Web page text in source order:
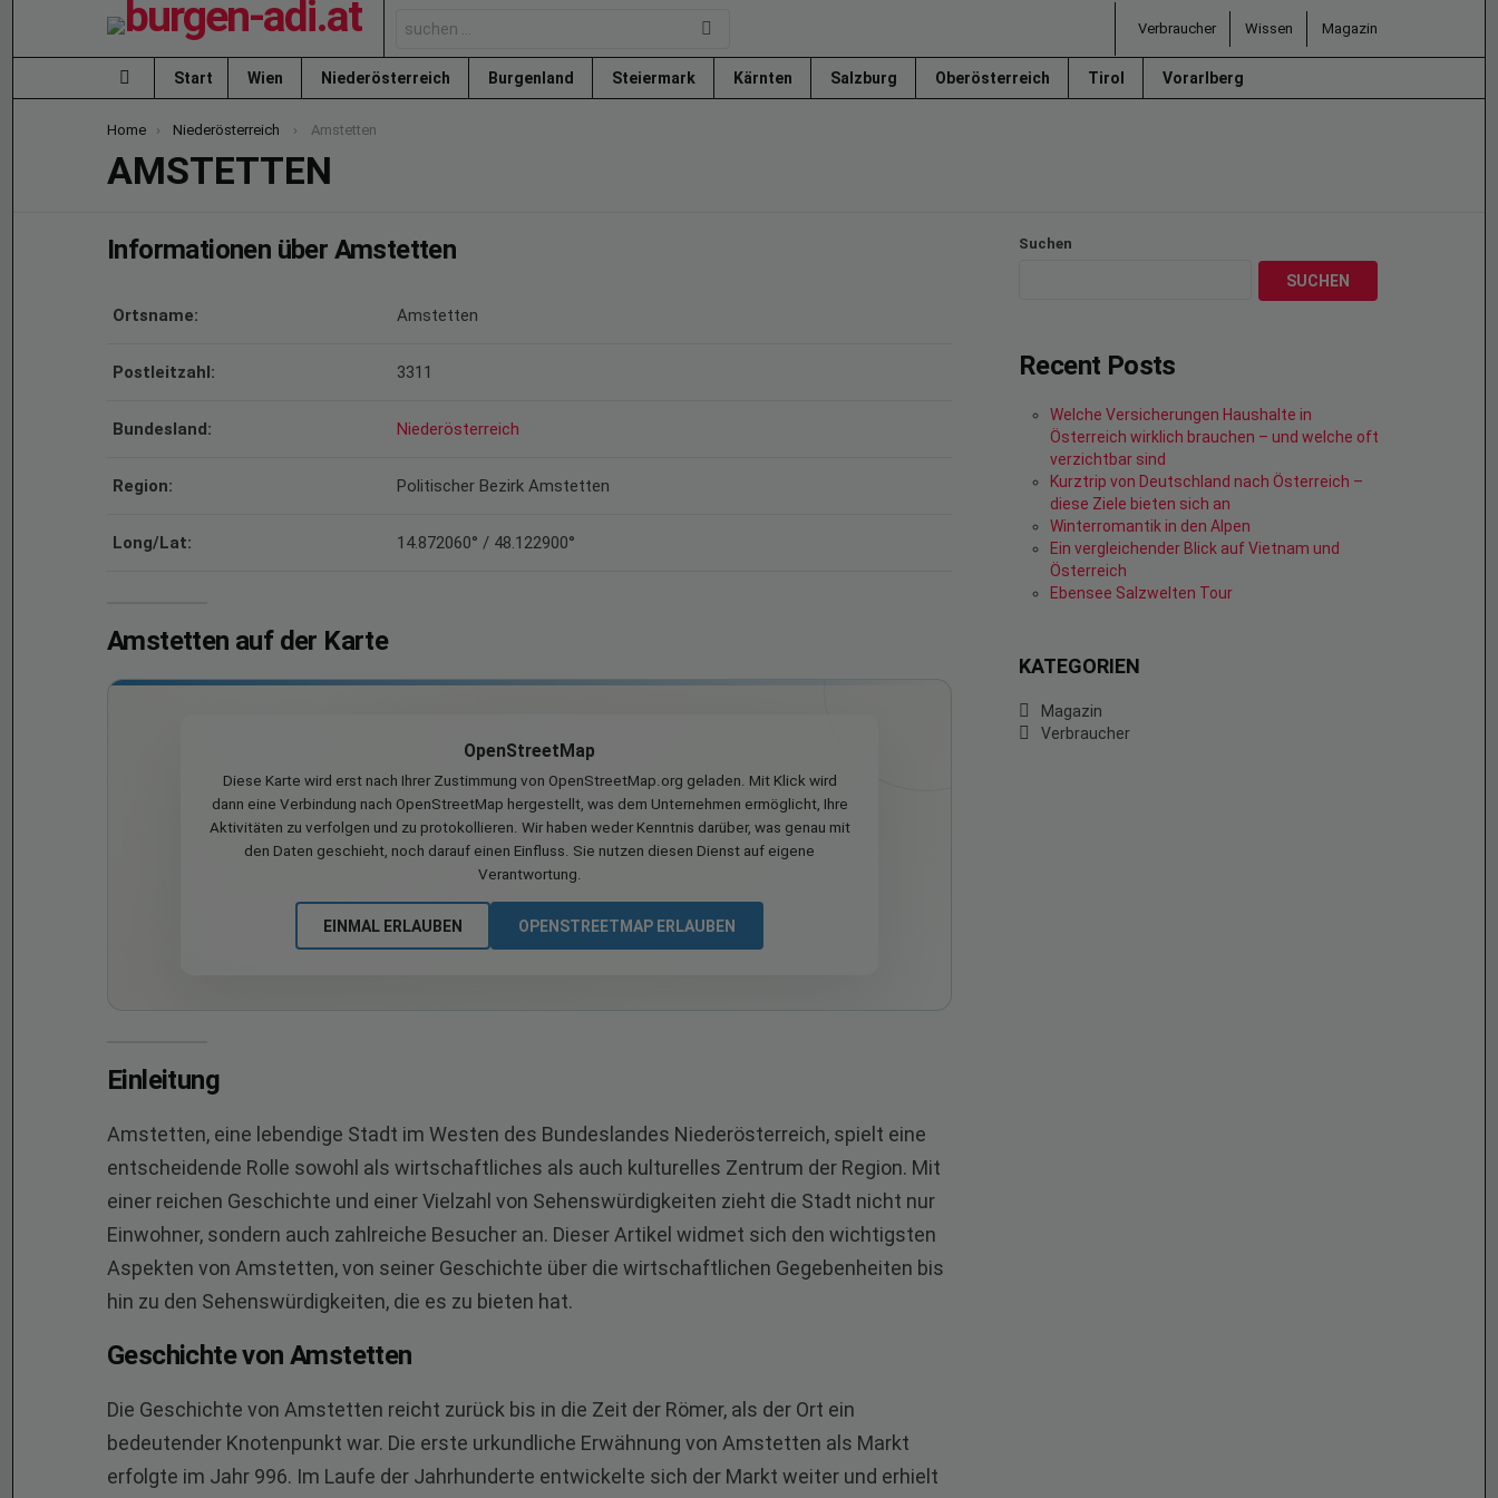
for:
Verbraucher Wissen Magazin
Menu
Start Wien Niederösterreich Burgenland Steiermark Kärnten Salzburg Oberösterreich Tirol Vorarlberg
You are here:
Home Niederösterreich Amstetten
AMSTETTEN
Informationen über Amstetten
Ortsname: Amstetten
Postleitzahl: 3311
Bundesland: Niederösterreich
Region: Politischer Bezirk Amstetten
Long/Lat: 14.872060° / 48.122900°
Amstetten auf der Karte
OpenStreetMap
Diese Karte wird erst nach Ihrer Zustimmung von OpenStreetMap.org geladen. Mit Klick wird
dann eine Verbindung nach OpenStreetMap hergestellt, was dem Unternehmen ermöglicht, Ihre
Aktivitäten zu verfolgen und zu protokollieren. Wir haben weder Kenntnis darüber, was genau mit
den Daten geschieht, noch darauf einen Einfluss. Sie nutzen diesen Dienst auf eigene
Verantwortung.
EINMAL ERLAUBEN OPENSTREETMAP ERLAUBEN
Einleitung
Amstetten, eine lebendige Stadt im Westen des Bundeslandes Niederösterreich, spielt eine
entscheidende Rolle sowohl als wirtschaftliches als auch kulturelles Zentrum der Region. Mit
einer reichen Geschichte und einer Vielzahl von Sehenswürdigkeiten zieht die Stadt nicht nur
Einwohner, sondern auch zahlreiche Besucher an. Dieser Artikel widmet sich den wichtigsten
Aspekten von Amstetten, von seiner Geschichte über die wirtschaftlichen Gegebenheiten bis
hin zu den Sehenswürdigkeiten, die es zu bieten hat.
Geschichte von Amstetten
Die Geschichte von Amstetten reicht zurück bis in die Zeit der Römer, als der Ort ein
bedeutender Knotenpunkt war. Die erste urkundliche Erwähnung von Amstetten als Markt
erfolgte im Jahr 996. Im Laufe der Jahrhunderte entwickelte sich der Markt weiter und erhielt
Suchen
SUCHEN
Recent Posts
Welche Versicherungen Haushalte in
Österreich wirklich brauchen – und welche oft
verzichtbar sind
Kurztrip von Deutschland nach Österreich –
diese Ziele bieten sich an
Winterromantik in den Alpen
Ein vergleichender Blick auf Vietnam und
Österreich
Ebensee Salzwelten Tour
KATEGORIEN
Magazin
Verbraucher